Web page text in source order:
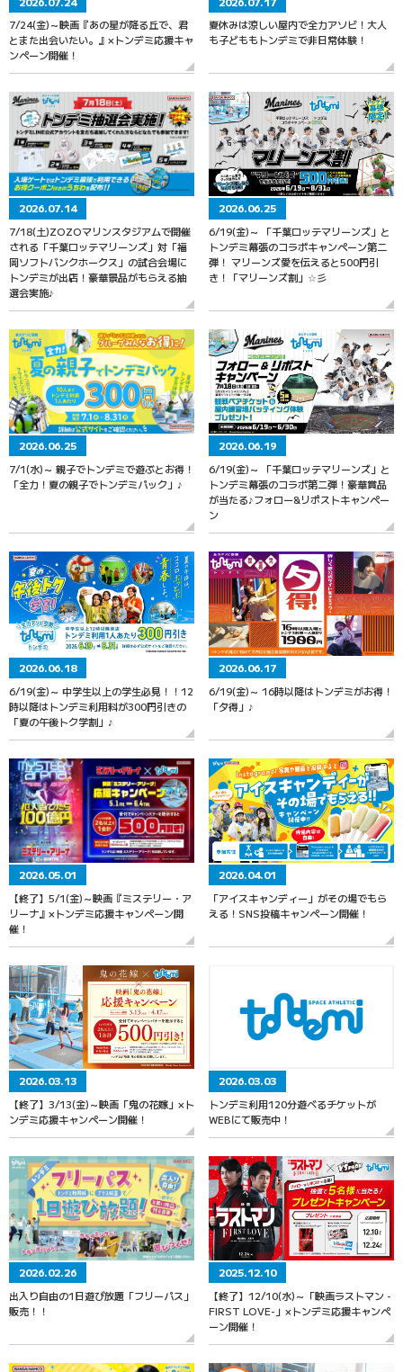
7/24(金)～映画『あの星が降る丘で、君
とまた出会いたい。』×トンデミ応援キャ
ンペーン開催！
夏休みは涼しい屋内で全力アソビ！大人
も子どももトンデミで非日常体験！
2026.07.14
7/18(土)ZOZOマリンスタジアムで開催
される「千葉ロッテマリーンズ」対「福
岡ソフトバンクホークス」の試合会場に
トンデミが出店！豪華景品がもらえる抽
選会実施♪
2026.06.25
6/19(金)～ 「千葉ロッテマリーンズ」と
トンデミ幕張のコラボキャンペーン第二
弾！ マリーンズ愛を伝えると500円引
き！「マリーンズ割」☆彡
2026.06.25
7/1(水)～ 親子でトンデミで遊ぶとお得！
「全力！夏の親子でトンデミパック」♪
2026.06.19
6/19(金)～ 「千葉ロッテマリーンズ」と
トンデミ幕張のコラボ第二弾！豪華賞品
が当たる♪フォロー&リポストキャンペー
ン
2026.06.18
6/19(金)～ 中学生以上の学生必見！！12
時以降はトンデミ利用料が300円引きの
「夏の午後トク学割」♪
2026.06.17
6/19(金)～ 16時以降はトンデミがお得！
「夕得」♪
2026.05.01
【終了】5/1(金)～映画『ミステリー・ア
リーナ』×トンデミ応援キャンペーン開
催！
2026.04.01
「アイスキャンディー」がその場でもら
える！SNS投稿キャンペーン開催！
2026.03.13
【終了】3/13(金)～映画「鬼の花嫁」×ト
ンデミ応援キャンペーン開催！
2026.03.03
トンデミ利用120分遊べるチケットが
WEBにて販売中！
2026.02.26
出入り自由の1日遊び放題「フリーパス」
販売！！
2025.12.10
【終了】12/10(水)～「映画ラストマン -
FIRST LOVE-」×トンデミ応援キャンペ
ーン開催！